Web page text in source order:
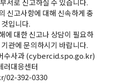
서로 신고하실 수 있습니다.
신고사항에 대해 신속하게 충
입니다.
에 대한 신고나 상담이 필요하
관에 문의하시기 바랍니다.
수사과 (cybercid.spo.go.kr)
러대응센터
02-392-0330